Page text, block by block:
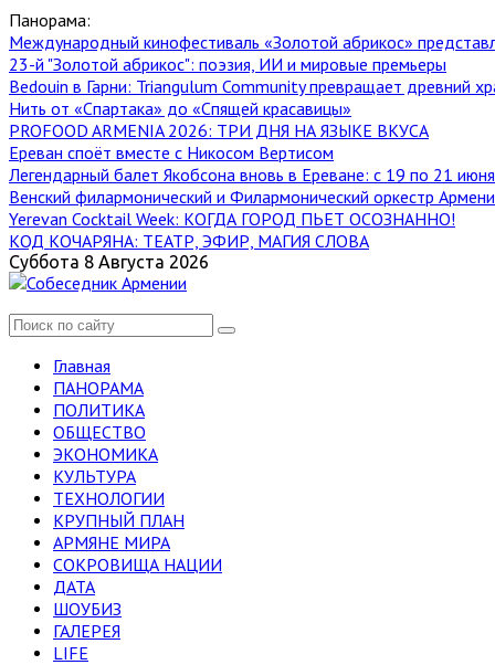
Панорама:
Международный кинофестиваль «Золотой абрикос»
23-й "Золотой абрикос": поэзия, ИИ и мировые премьеры
Bedouin в Гарни: Triangulum Community превращает древний
Нить от «Спартака» до «Спящей красавицы»
PROFOOD ARMENIA 2026: ТРИ ДНЯ НА ЯЗЫКЕ ВКУСА
Ереван споёт вместе с Никосом Вертисом
Легендарный балет Якобсона вновь в Ереване: с 19 по 21
Венский филармонический и Филармонический оркестр
Yerevan Cocktail Week: КОГДА ГОРОД ПЬЕТ ОСОЗНАННО!
КОД КОЧАРЯНА: ТЕАТР, ЭФИР, МАГИЯ СЛОВА
Суббота 8 Августа 2026
Главная
ПАНОРАМА
ПОЛИТИКА
ОБЩЕСТВО
ЭКОНОМИКА
КУЛЬТУРА
ТЕХНОЛОГИИ
КРУПНЫЙ ПЛАН
АРМЯНЕ МИРА
СОКРОВИЩА НАЦИИ
ДАТА
ШОУБИЗ
ГАЛЕРЕЯ
LIFE